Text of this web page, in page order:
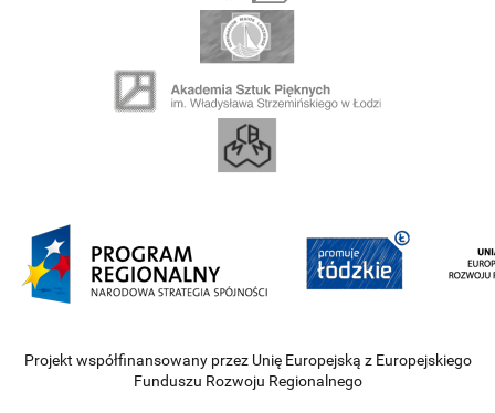
Projekt współfinansowany przez Unię Europejską z Europejskiego
Funduszu Rozwoju Regionalnego